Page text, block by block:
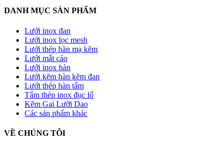
DANH MỤC SẢN PHẨM
Lưới inox đan
Lưới inox lọc mesh
Lưới thép hàn mạ kẽm
Lưới mắt cáo
Lưới inox hàn
Lưới kẽm hàn kẽm đan
Lưới thép hàn tấm
Tấm thép inox đục lổ
Kẽm Gai Lưỡi Dao
Các sản phẩm khác
VỀ CHÚNG TÔI